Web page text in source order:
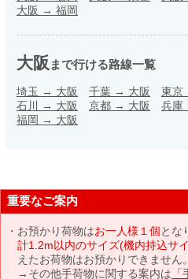
大阪 → 福岡
大阪 まで行ける路線一覧
埼玉 → 大阪 千葉 → 大阪 東京
石川 → 大阪 京都 → 大阪 兵庫
福岡 → 大阪
重要なご案内
お預かり荷物はお一人様１個とな
計1.2m以内のサイズ(機内持込サ
えたお荷物はお預かりできません。
→その他手荷物に関する案内は